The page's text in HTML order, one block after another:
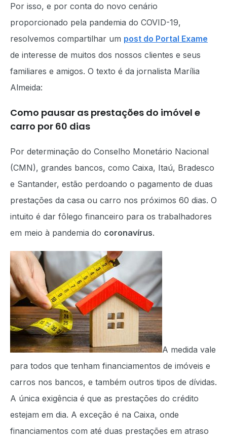
Por isso, e por conta do novo cenário
proporcionado pela pandemia do COVID-19,
resolvemos compartilhar um post do Portal Exame
de interesse de muitos dos nossos clientes e seus
familiares e amigos. O texto é da jornalista Marília
Almeida:
Como pausar as prestações do imóvel e
carro por 60 dias
Por determinação do Conselho Monetário Nacional
(CMN), grandes bancos, como Caixa, Itaú, Bradesco
e Santander, estão perdoando o pagamento de duas
prestações da casa ou carro nos próximos 60 dias. O
intuito é dar fôlego financeiro para os trabalhadores
em meio à pandemia do coronavírus.
A medida vale
para todos que tenham financiamentos de imóveis e
carros nos bancos, e também outros tipos de dívidas.
A única exigência é que as prestações do crédito
estejam em dia. A exceção é na Caixa, onde
financiamentos com até duas prestações em atraso